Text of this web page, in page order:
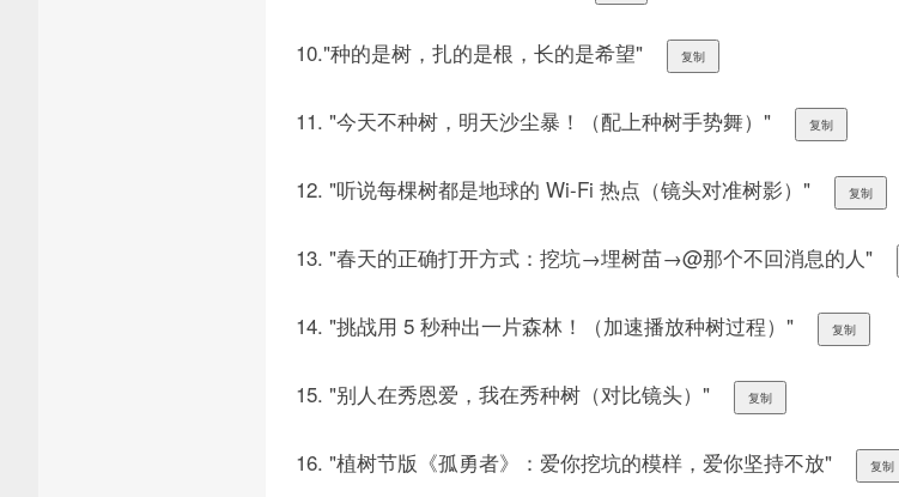
10."种的是树，扎的是根，长的是希望" 复制
11. "今天不种树，明天沙尘暴！（配上种树手势舞）" 复制
12. "听说每棵树都是地球的 Wi-Fi 热点（镜头对准树影）" 复制
13. "春天的正确打开方式：挖坑→埋树苗→@那个不回消息的人"
14. "挑战用 5 秒种出一片森林！（加速播放种树过程）" 复制
15. "别人在秀恩爱，我在秀种树（对比镜头）" 复制
16. "植树节版《孤勇者》：爱你挖坑的模样，爱你坚持不放" 复制